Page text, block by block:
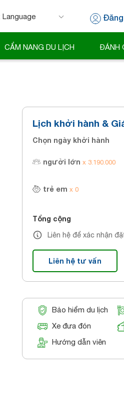
CẨM NANG DU LỊCH ĐÁNH
Lịch khởi hành &
Chọn ngày khởi hành
người lớn x 3.190.000
trẻ em x 0
Tổng cộng
Liên hệ để xác nhận
Liên hệ tư vấn
Bảo hiểm du lịch
Xe đưa đón
Hướng dẫn viên